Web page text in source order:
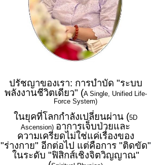
ปรัชญาของเรา: การบำบัด "ระบบ
พลังงานชีวิตเดียว" (A Single, Unified Life-
Force System)
ในยุคที่โลกกำลังเปลี่ยนผ่าน (5D
Ascension) อาการเจ็บป่วยและ
ความเครียดไม่ใช่แค่เรื่องของ
"ร่างกาย" อีกต่อไป แต่คือการ "ติดขัด"
ในระดับ "ฟิสิกส์เชิงจิตวิญญาณ"